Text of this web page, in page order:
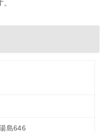
島646